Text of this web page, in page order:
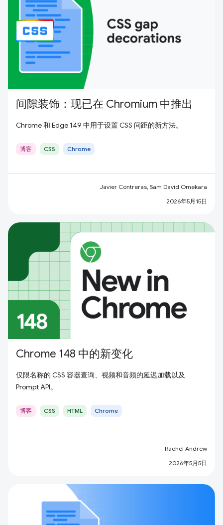
间隙装饰：现已在 Chromium 中推出
Chrome 和 Edge 149 中用于设置 CSS 间距的新方法。
博客 CSS Chrome
Javier Contreras, Sam David Omekara
2026年5月15日
Chrome 148 中的新变化
仅限名称的 CSS 容器查询、视频和音频的延迟加载以及
Prompt API。
博客 CSS HTML Chrome
Rachel Andrew
2026年5月5日